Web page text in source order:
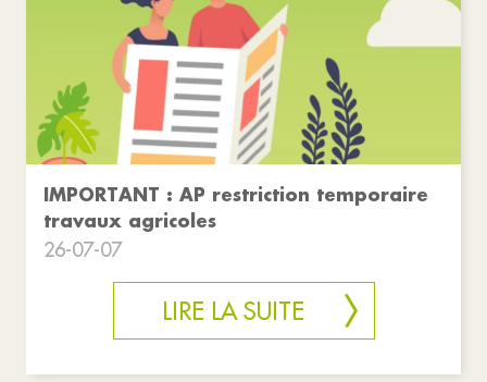
IMPORTANT : AP restriction temporaire
travaux agricoles
26-07-07
LIRE LA SUITE